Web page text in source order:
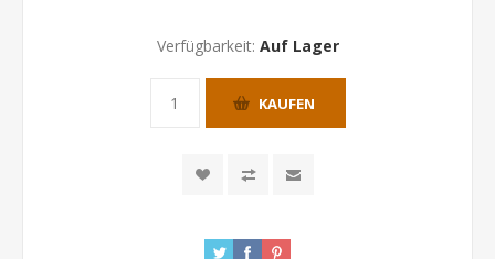
Verfügbarkeit: Auf Lager
KAUFEN